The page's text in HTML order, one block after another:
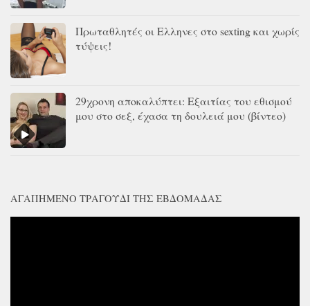
Πρωταθλητές οι Ελληνες στο sexting και χωρίς
τύψεις!
29χρονη αποκαλύπτει: Εξαιτίας του εθισμού
μου στο σεξ, έχασα τη δουλειά μου (βίντεο)
ΑΓΑΠΗΜΈΝΟ ΤΡΑΓΟΎΔΙ ΤΗΣ ΕΒΔΟΜΆΔΑΣ